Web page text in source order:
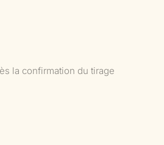
la confirmation du tirage